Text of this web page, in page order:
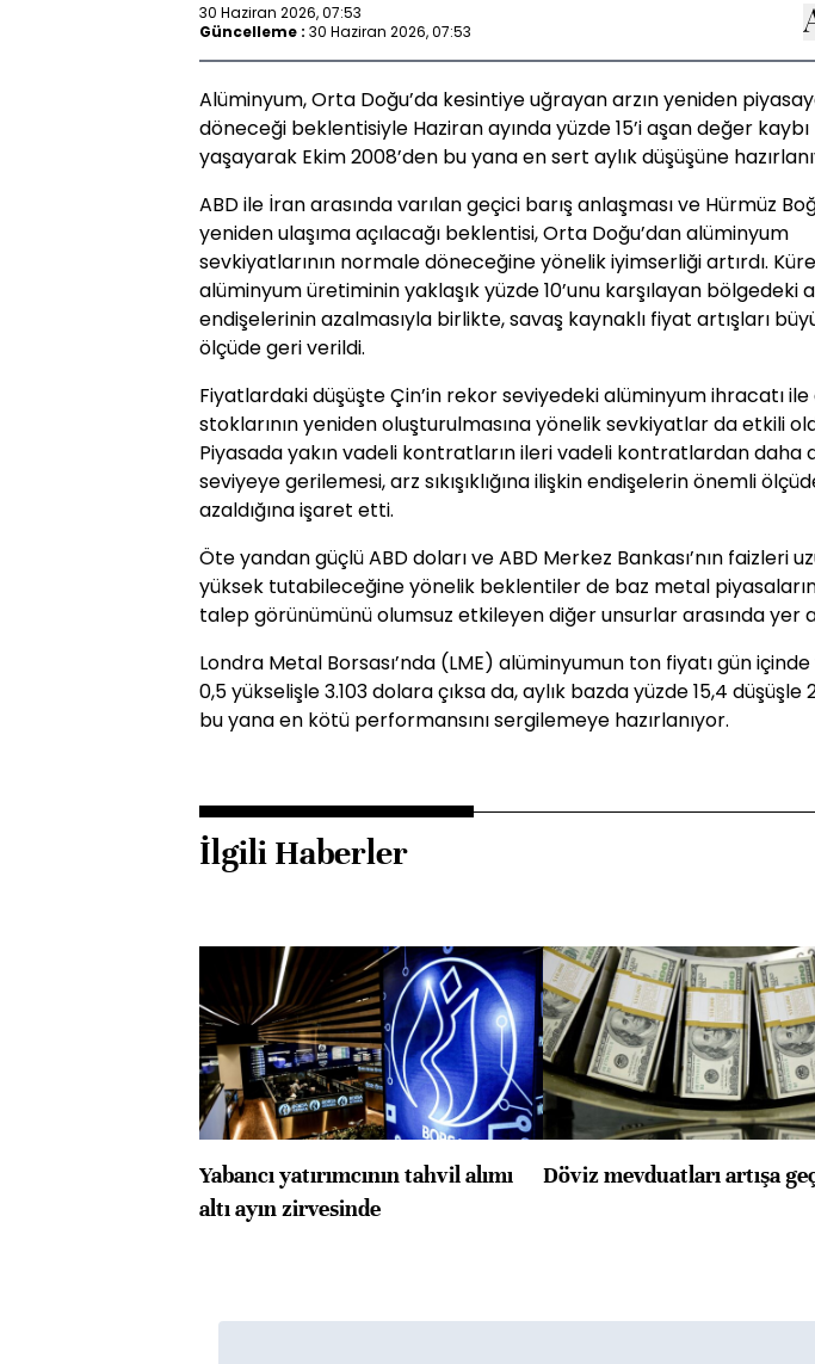
30 Haziran 2026, 07:53
Güncelleme : 30 Haziran 2026, 07:53
Alüminyum, Orta Doğu’da kesintiye uğrayan arzın yeniden
döneceği beklentisiyle Haziran ayında yüzde 15’i aşan değer kaybı
yaşayarak Ekim 2008’den bu yana en sert aylık düşüşüne
ABD ile İran arasında varılan geçici barış anlaşması ve Hürmüz
yeniden ulaşıma açılacağı beklentisi, Orta Doğu’dan alüminyum
sevkiyatlarının normale döneceğine yönelik iyimserliği artırdı.
alüminyum üretiminin yaklaşık yüzde 10’unu karşılayan bölgedeki
endişelerinin azalmasıyla birlikte, savaş kaynaklı fiyat artışları
ölçüde geri verildi.
Fiyatlardaki düşüşte Çin’in rekor seviyedeki alüminyum ihracatı
stoklarının yeniden oluşturulmasına yönelik sevkiyatlar da etkili
Piyasada yakın vadeli kontratların ileri vadeli kontratlardan daha
seviyeye gerilemesi, arz sıkışıklığına ilişkin endişelerin önemli
azaldığına işaret etti.
Öte yandan güçlü ABD doları ve ABD Merkez Bankası’nın faizleri
yüksek tutabileceğine yönelik beklentiler de baz metal
talep görünümünü olumsuz etkileyen diğer unsurlar arasında yer
Londra Metal Borsası’nda (LME) alüminyumun ton fiyatı gün
0,5 yükselişle 3.103 dolara çıksa da, aylık bazda yüzde 15,4 düşüşle
bu yana en kötü performansını sergilemeye hazırlanıyor.
İlgili Haberler
Yabancı yatırımcının tahvil alımı
altı ayın zirvesinde
Döviz mevduatları artışa